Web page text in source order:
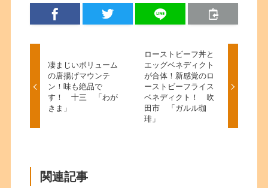
凄まじいボリューム
の唐揚げマウンテ
ン！味も絶品で
す！ 十三 「わが
きま」
ローストビーフ丼と
エッグベネディクト
が合体！新感覚のロ
ーストビーフライス
ベネディクト！ 吹
田市 「ガルル珈
琲」
関連記事